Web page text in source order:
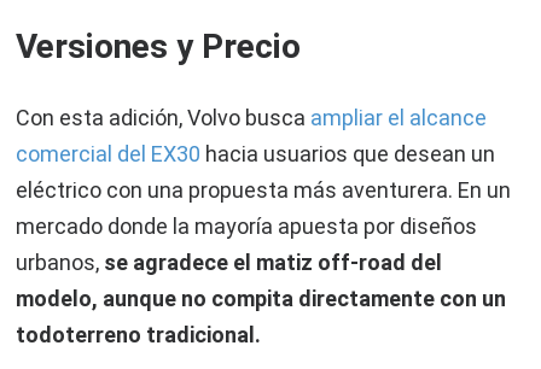
Versiones y Precio
Con esta adición, Volvo busca ampliar el alcance
comercial del EX30 hacia usuarios que desean un
eléctrico con una propuesta más aventurera. En un
mercado donde la mayoría apuesta por diseños
urbanos, se agradece el matiz off-road del
modelo, aunque no compita directamente con un
todoterreno tradicional.